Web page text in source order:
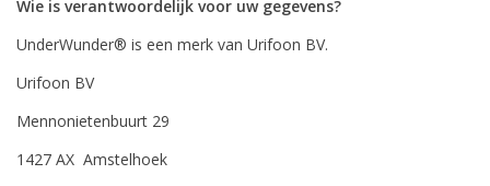
Wie is verantwoordelijk voor uw gegevens?
UnderWunder® is een merk van Urifoon BV.
Urifoon BV
Mennonietenbuurt 29
1427 AX Amstelhoek